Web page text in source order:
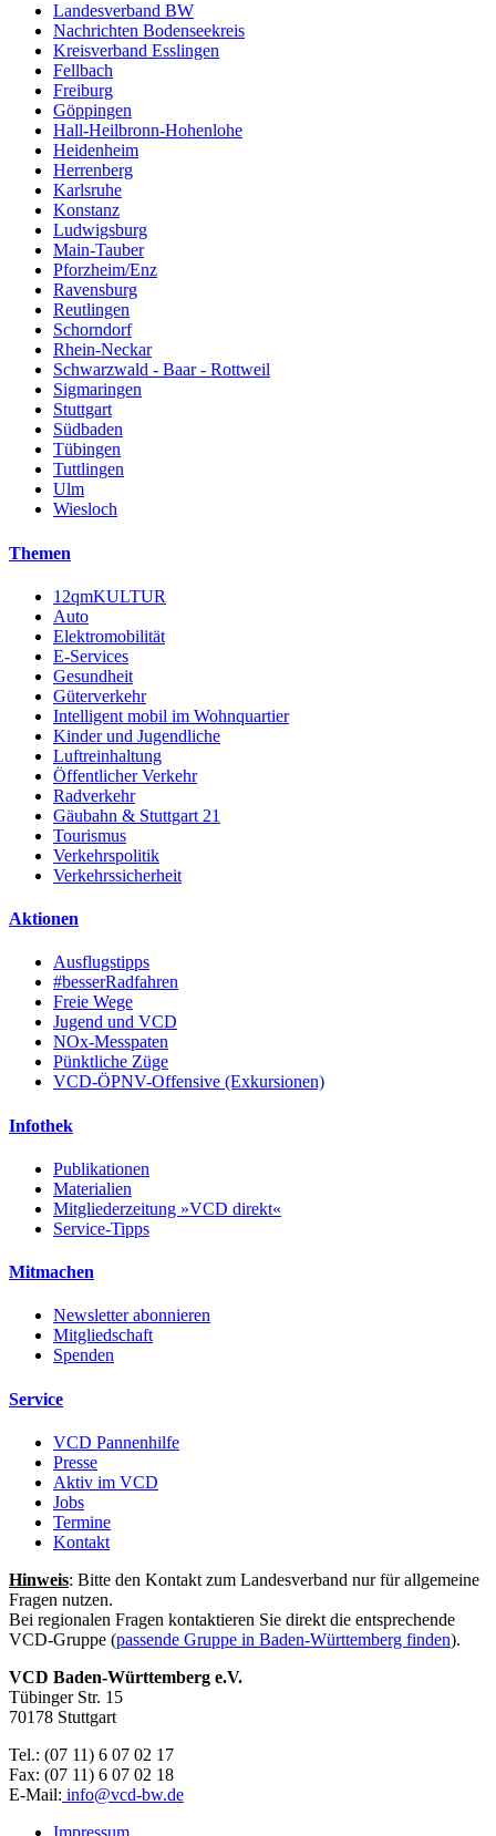
Landesverband BW
Nachrichten Bodenseekreis
Kreisverband Esslingen
Fellbach
Freiburg
Göppingen
Hall-Heilbronn-Hohenlohe
Heidenheim
Herrenberg
Karlsruhe
Konstanz
Ludwigsburg
Main-Tauber
Pforzheim/Enz
Ravensburg
Reutlingen
Schorndorf
Rhein-Neckar
Schwarzwald - Baar - Rottweil
Sigmaringen
Stuttgart
Südbaden
Tübingen
Tuttlingen
Ulm
Wiesloch
Themen
12qmKULTUR
Auto
Elektromobilität
E-Services
Gesundheit
Güterverkehr
Intelligent mobil im Wohnquartier
Kinder und Jugendliche
Luftreinhaltung
Öffentlicher Verkehr
Radverkehr
Gäubahn & Stuttgart 21
Tourismus
Verkehrspolitik
Verkehrssicherheit
Aktionen
Ausflugstipps
#besserRadfahren
Freie Wege
Jugend und VCD
NOx-Messpaten
Pünktliche Züge
VCD-ÖPNV-Offensive (Exkursionen)
Infothek
Publikationen
Materialien
Mitgliederzeitung »VCD direkt«
Service-Tipps
Mitmachen
Newsletter abonnieren
Mitgliedschaft
Spenden
Service
VCD Pannenhilfe
Presse
Aktiv im VCD
Jobs
Termine
Kontakt
Hinweis: Bitte den Kontakt zum Landesverband nur für allgemeine
Fragen nutzen.
Bei regionalen Fragen kontaktieren Sie direkt die entsprechende
VCD-Gruppe (passende Gruppe in Baden-Württemberg finden).
VCD Baden-Württemberg e.V.
Tübinger Str. 15
70178 Stuttgart
Tel.: (07 11) 6 07 02 17
Fax: (07 11) 6 07 02 18
E-Mail: info@vcd-bw.de
Impressum